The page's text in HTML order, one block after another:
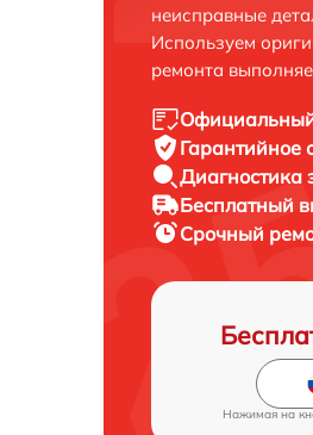
неисправные
Используем
ремонта
Гарантийное
Диагностика
Бесплатный
Срочный
Нажимая на